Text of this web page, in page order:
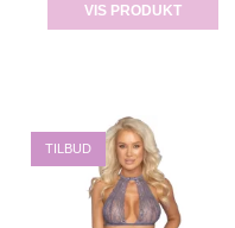
VIS PRODUKT
TILBUD